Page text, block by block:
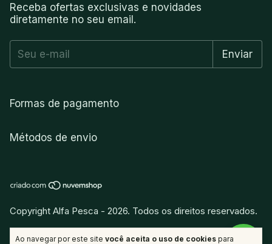
Ao navegar por este site você aceita o uso de cookies para
Receba ofertas exclusivas e novidades
diretamente no seu email.
Formas de pagamento
Métodos de envio
Copyright Alfa Pesca - 2026. Todos os direitos reservados.
Desenvolvido porvitamina.